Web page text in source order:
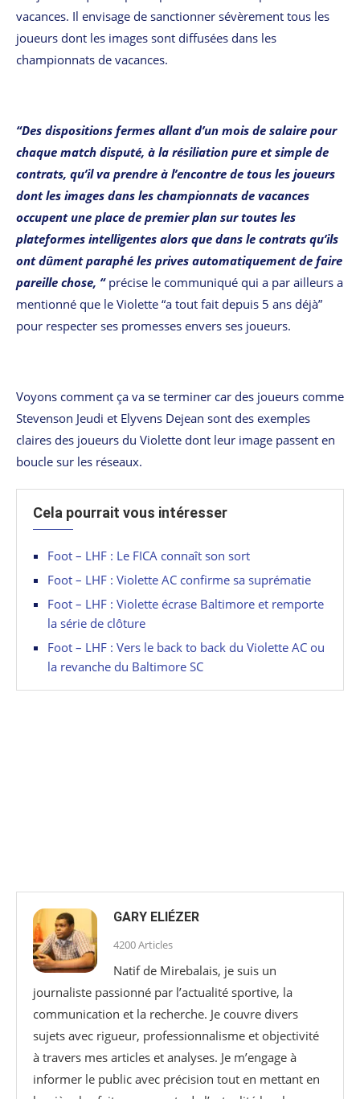
vacances. Il envisage de sanctionner sévèrement tous les
joueurs dont les images sont diffusées dans les
championnats de vacances.
“Des dispositions fermes allant d’un mois de salaire pour
chaque match disputé, à la résiliation pure et simple de
contrats, qu’il va prendre à l’encontre de tous les joueurs
dont les images dans les championnats de vacances
occupent une place de premier plan sur toutes les
plateformes intelligentes alors que dans le contrats qu’ils
ont dûment paraphé les prives automatiquement de faire
pareille chose, “précise le communiqué qui a par ailleurs a
mentionné que le Violette “a tout fait depuis 5 ans déjà”
pour respecter ses promesses envers ses joueurs.
Voyons comment ça va se terminer car des joueurs comme
Stevenson Jeudi et Elyvens Dejean sont des exemples
claires des joueurs du Violette dont leur image passent en
boucle sur les réseaux.
Cela pourrait vous intéresser
Foot – LHF : Le FICA connaît son sort
Foot – LHF : Violette AC confirme sa suprématie
Foot – LHF : Violette écrase Baltimore et remporte
la série de clôture
Foot – LHF : Vers le back to back du Violette AC ou
la revanche du Baltimore SC
GARY ELIÉZER
4200 Articles
Natif de Mirebalais, je suis un
journaliste passionné par l’actualité sportive, la
communication et la recherche. Je couvre divers
sujets avec rigueur, professionnalisme et objectivité
à travers mes articles et analyses. Je m’engage à
informer le public avec précision tout en mettant en